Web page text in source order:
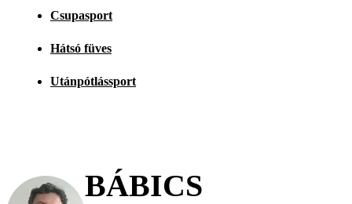
Csupasport
Hátsó füves
Utánpótlássport
BÁBICS